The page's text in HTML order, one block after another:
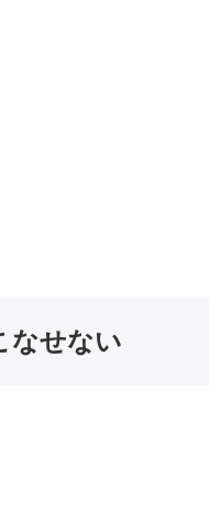
なせない